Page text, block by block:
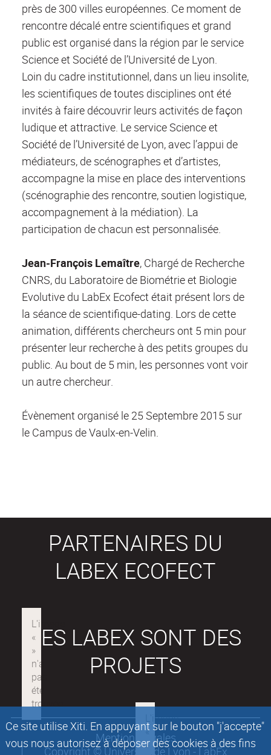
Ce site utilise Xiti. En appuyant sur le bouton "j'accepte"
vous nous autorisez à déposer des cookies à des fins
près de 300 villes européennes. Ce moment de
rencontre décalé entre scientifiques et grand
public est organisé dans la région par le service
Science et Société de l’Université de Lyon.
Loin du cadre institutionnel, dans un lieu insolite,
les scientifiques de toutes disciplines ont été
invités à faire découvrir leurs activités de façon
ludique et attractive. Le service Science et
Société de l’Université de Lyon, avec l’appui de
médiateurs, de scénographes et d’artistes,
accompagne la mise en place des interventions
(scénographie des rencontre, soutien logistique,
accompagnement à la médiation). La
participation de chacun est personnalisée.
Jean-François Lemaître, Chargé de Recherche
CNRS, du Laboratoire de Biométrie et Biologie
Evolutive du LabEx Ecofect était présent lors de
la séance de scientifique-dating. Lors de cette
animation, différents chercheurs ont 5 min pour
présenter leur recherche à des petits groupes du
public. Au bout de 5 min, les personnes vont voir
un autre chercheur.
Évènement organisé le 25 Septembre 2015 sur
le Campus de Vaulx-en-Velin.
PARTENAIRES DU
LABEX ECOFECT
LES LABEX SONT DES
PROJETS
Mentions légales
Copyright © Université de Lyon - LabEx